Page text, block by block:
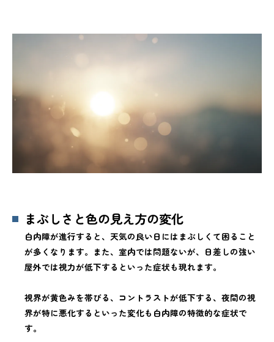
まぶしさと色の見え方の変化
白内障が進行すると、天気の良い日にはまぶしくて困ること
が多くなります。また、室内では問題ないが、日差しの強い
屋外では視力が低下するといった症状も現れます。
視界が黄色みを帯びる、コントラストが低下する、夜間の視
界が特に悪化するといった変化も白内障の特徴的な症状で
す。